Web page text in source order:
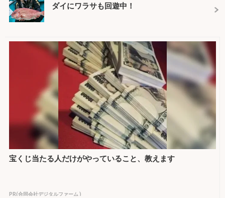
ダイにワラサも回遊中！
宝くじ当たる人だけがやっていること、教えます
PR(合同会社デジタルファーム )